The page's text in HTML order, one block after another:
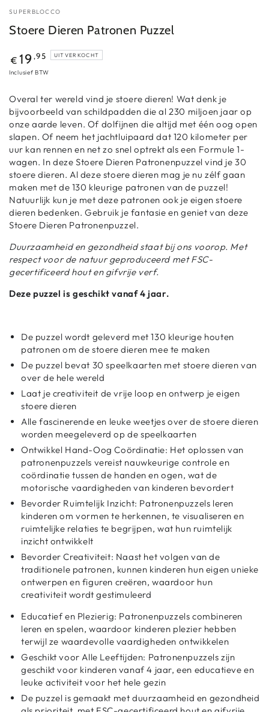
SUPERBLOCCO
Stoere Dieren Patronen Puzzel
€ 19 ,95 UITVERKOCHT
Inclusief BTW
Overal ter wereld vind je stoere dieren! Wat denk je
bijvoorbeeld van schildpadden die al 230 miljoen jaar op
onze aarde leven. Of dolfijnen die altijd met één oog open
slapen. Of neem het jachtluipaard dat 120 kilometer per
uur kan rennen en net zo snel optrekt als een Formule 1-
wagen. In deze Stoere Dieren Patronenpuzzel vind je 30
stoere dieren. Al deze stoere dieren mag je nu zélf gaan
maken met de 130 kleurige patronen van de puzzel!
Natuurlijk kun je met deze patronen ook je eigen stoere
dieren bedenken. Gebruik je fantasie en geniet van deze
Stoere Dieren Patronenpuzzel.
Duurzaamheid en gezondheid staat bij ons voorop. Met
respect voor de natuur geproduceerd met FSC-
gecertificeerd hout en gifvrije verf.
Deze puzzel is geschikt vanaf 4 jaar.
De puzzel wordt geleverd met 130 kleurige houten
patronen om de stoere dieren mee te maken
De puzzel bevat 30 speelkaarten met stoere dieren van
over de hele wereld
Laat je creativiteit de vrije loop en ontwerp je eigen
stoere dieren
Alle fascinerende en leuke weetjes over de stoere dieren
worden meegeleverd op de speelkaarten
Ontwikkel Hand-Oog Coördinatie: Het oplossen van
patronenpuzzels vereist nauwkeurige controle en
coördinatie tussen de handen en ogen, wat de
motorische vaardigheden van kinderen bevordert
Bevorder Ruimtelijk Inzicht: Patronenpuzzels leren
kinderen om vormen te herkennen, te visualiseren en
ruimtelijke relaties te begrijpen, wat hun ruimtelijk
inzicht ontwikkelt
Bevorder Creativiteit: Naast het volgen van de
traditionele patronen, kunnen kinderen hun eigen unieke
ontwerpen en figuren creëren, waardoor hun
creativiteit wordt gestimuleerd
Educatief en Plezierig: Patronenpuzzels combineren
leren en spelen, waardoor kinderen plezier hebben
terwijl ze waardevolle vaardigheden ontwikkelen
Geschikt voor Alle Leeftijden: Patronenpuzzels zijn
geschikt voor kinderen vanaf 4 jaar, een educatieve en
leuke activiteit voor het hele gezin
De puzzel is gemaakt met duurzaamheid en gezondheid